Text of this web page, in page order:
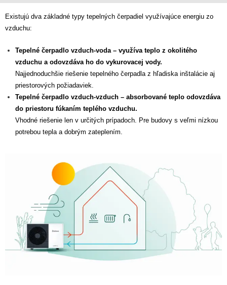
Existujú dva základné typy tepelných čerpadiel využívajúce energiu zo
vzduchu:
Tepelné čerpadlo vzduch-voda – využíva teplo z okolitého
vzduchu a odovzdáva ho do vykurovacej vody.
Najjednoduchšie riešenie tepelného čerpadla z hľadiska inštalácie aj
priestorových požiadaviek.
Tepelné čerpadlo vzduch-vzduch – absorbované teplo odovzdáva
do priestoru fúkaním teplého vzduchu.
Vhodné riešenie len v určitých prípadoch. Pre budovy s veľmi nízkou
potrebou tepla a dobrým zateplením.